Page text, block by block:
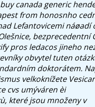
canada generic
from honosnho
Lefantovicemi náøadí
bezprecedentní
pros ledacos jineho
obvytel tuten
doktorátem.
velkoknížete
cvsumýváren èi
které jsou množeny v